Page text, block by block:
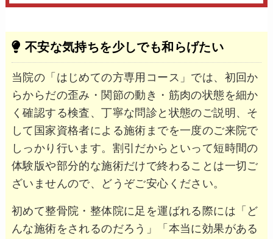
不安な気持ちを少しでも和らげたい
当院の「はじめての方専用コース」では、初回か
らからだの歪み・関節の動き・筋肉の状態を細か
く確認する検査、丁寧な問診と状態のご説明、そ
して国家資格者による施術までを一度のご来院で
しっかり行います。割引だからといって短時間の
体験版や部分的な施術だけで終わることは一切ご
ざいませんので、どうぞご安心ください。
初めて整骨院・整体院に足を運ばれる際には「ど
んな施術をされるのだろう」「本当に効果がある